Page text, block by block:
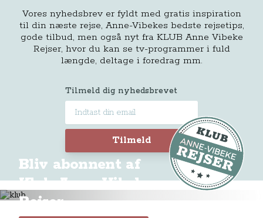
Vores nyhedsbrev er fyldt med gratis inspiration
til din næste rejse, Anne-Vibekes bedste rejsetips,
gode tilbud, men også nyt fra KLUB Anne Vibeke
Rejser, hvor du kan se tv-programmer i fuld
længde, deltage i foredrag mm.
Tilmeld dig nyhedsbrevet
Tilmeld
Bliv abonnent af
Klub Anne-Vibeke
Rejser